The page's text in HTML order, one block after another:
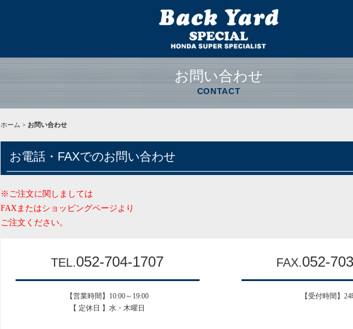
お問い合わせ
CONTACT
ホーム > お問い合わせ
お電話・FAXでのお問い合わせ
※ご注文に関しましては
FAXまたはショッピングページより
ご注文ください。
TEL.052-704-1707
【営業時間】10:00～19:00
【 定休日 】水・木曜日
FAX.052-
【受付時間】